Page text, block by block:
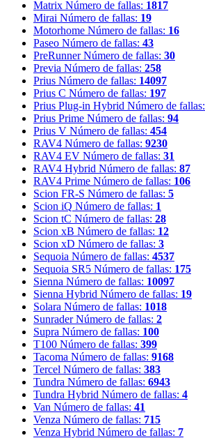
Matrix Número de fallas: 1817
Mirai Número de fallas: 19
Motorhome Número de fallas: 16
Paseo Número de fallas: 43
PreRunner Número de fallas: 30
Previa Número de fallas: 258
Prius Número de fallas: 14097
Prius C Número de fallas: 197
Prius Plug-in Hybrid Número de fallas:
Prius Prime Número de fallas: 94
Prius V Número de fallas: 454
RAV4 Número de fallas: 9230
RAV4 EV Número de fallas: 31
RAV4 Hybrid Número de fallas: 87
RAV4 Prime Número de fallas: 106
Scion FR-S Número de fallas: 5
Scion iQ Número de fallas: 1
Scion tC Número de fallas: 28
Scion xB Número de fallas: 12
Scion xD Número de fallas: 3
Sequoia Número de fallas: 4537
Sequoia SR5 Número de fallas: 175
Sienna Número de fallas: 10097
Sienna Hybrid Número de fallas: 19
Solara Número de fallas: 1018
Sunrader Número de fallas: 2
Supra Número de fallas: 100
T100 Número de fallas: 399
Tacoma Número de fallas: 9168
Tercel Número de fallas: 383
Tundra Número de fallas: 6943
Tundra Hybrid Número de fallas: 4
Van Número de fallas: 41
Venza Número de fallas: 715
Venza Hybrid Número de fallas: 7